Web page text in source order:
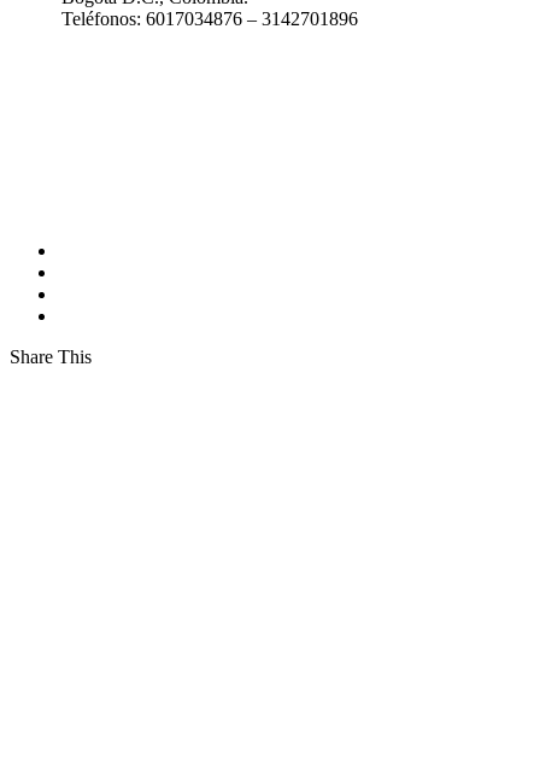
Teléfonos: 6017034876 – 3142701896
Share This